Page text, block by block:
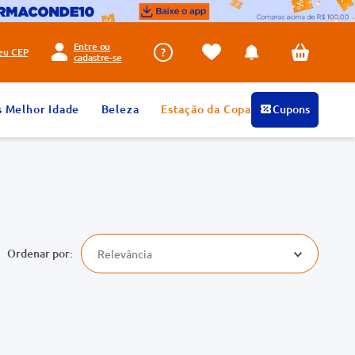
CEP
Entre ou
cadastre-se
Melhor Idade Beleza Estação da Copa Cupons
Relevância